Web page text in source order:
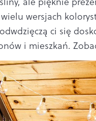
wersjach
ci się
i mieszkań.